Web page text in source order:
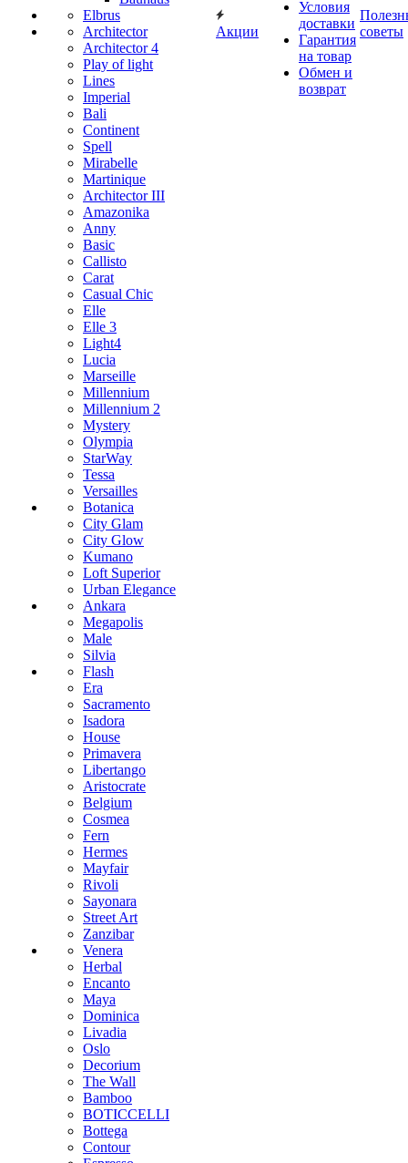
Elbrus
Architector
Architector 4
Play of light
Lines
Imperial
Bali
Continent
Spell
Mirabelle
Martinique
Architector III
Amazonika
Anny
Basic
Callisto
Carat
Casual Chic
Elle
Elle 3
Light4
Lucia
Marseille
Millennium
Millennium 2
Mystery
Olympia
StarWay
Tessa
Versailles
Botanica
City Glam
City Glow
Kumano
Loft Superior
Urban Elegance
Ankara
Megapolis
Male
Silvia
Flash
Era
Sacramento
Isadora
House
Primavera
Libertango
Aristocrate
Belgium
Cosmea
Fern
Hermes
Mayfair
Rivoli
Sayonara
Street Art
Zanzibar
Venera
Herbal
Encanto
Maya
Dominica
Livadia
Oslo
Decorium
The Wall
Bamboo
BOTICCELLI
Bottega
Contour
Акции
Условия
доставки
Гарантия
на товар
Обмен и
возврат
советы